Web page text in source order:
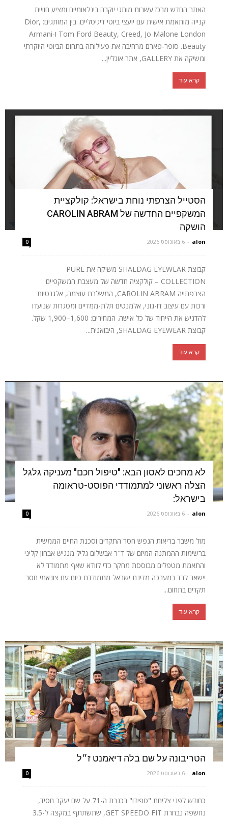
האתר החדש מרכז עשרות מותגי יוקרה בינלאומיים ומציע חוויית
קנייה מותאמת אישית עם יועצי ביוטי דיגיטליים. בין המותגים: Dior,
Tom Ford Beauty, Creed, Jo Malone London ו-Armani
Beauty. סופר-פארם מרחיבה את פעילותה בתחום הביוטי היוקרתי
ומשיקה את GALLERY, אתר אונליין...
קרא עוד
הסטייל הצרפתי נוחת בישראל: קולקציית
המשקפיים החדשה של CAROLIN ABRAM
הושקה
alon
- 6 באוגוסט 2026 0
קבוצת SHALDAG EYEWEAR משיקה את PURE
COLLECTION – קולקציה חדשה של מעצבת המשקפיים
הצרפתייה CAROLIN ABRAM, המשלבת עוצמה, אלגנטיות
ורכות עם עיצוב דו-גוני, אלמנטים תלת-ממדיים ומסגרות שנועדו
להדגיש את הייחוד של כל אישה. המחירים: 1,600–1,900 שקל.
קבוצת SHALDAG EYEWEAR, היבואנית...
קרא עוד
לא מחכים לאסון הבא: "טיפול חכם" מעניקה גלגל
הצלה ראשוני למתמודדי הפוסט-טראומה
בישראל:
alon
- 6 באוגוסט 2026 0
מול משבר בריאות הנפש חסר התקדים וסכנת החיים הממשית
ברשימות ההמתנה המיזם של ד"ר אבשלום גליל מנגיש אבחון קליני
והתאמת מטפלים מבוססת מחקר כדי לוודא שאף מתמודד לא
יישאר לבד במערכה מדינת ישראל מתמודדת כיום עם צונאמי חסר
תקדים בתחום...
קרא עוד
הטריבונה על שם בלה דיאמנט ז״ל
alon
- 6 באוגוסט 2026 0
כחודש לפני צליחת "ספידו" בכנרת ה-71 על שם יעקב חסיד,
נחשפה נבחרת GET SPEEDO FIT, שתשתתף במקצה ל-3.5